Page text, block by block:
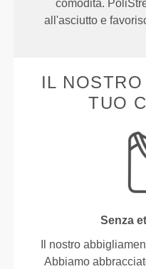
comodità.
all'asciutto e
IL
TUO
Senza
Il nostro
Abbiamo